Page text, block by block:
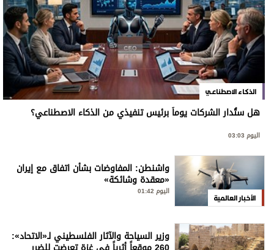
الذكاء الاصطناعي
هل ستُدار الشركات يوماً برئيس تنفيذي من الذكاء الاصطناعي؟
اليوم 03:03
الأخبار العالمية
واشنطن: المفاوضات بشأن اتفاق مع إيران
«معقدة وشائكة»
اليوم 01:42
وزير السياحة والآثار الفلسطيني لـ«الاتحاد»: